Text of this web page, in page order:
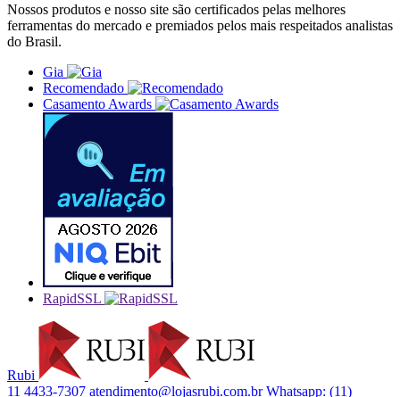
Nossos produtos e nosso site são certificados pelas melhores
ferramentas do mercado e premiados pelos mais respeitados analistas
do Brasil.
Gia
Recomendado
Casamento Awards
RapidSSL
Rubi
11 4433-7307 atendimento@lojasrubi.com.br Whatsapp: (11)